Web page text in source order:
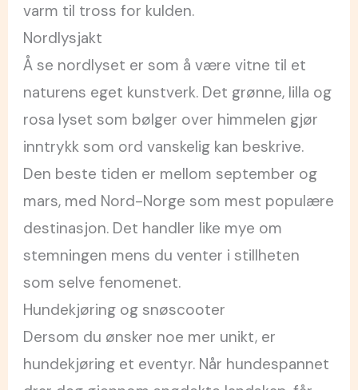
varm til tross for kulden.
Nordlysjakt
Å se nordlyset er som å være vitne til et
naturens eget kunstverk. Det grønne, lilla og
rosa lyset som bølger over himmelen gjør
inntrykk som ord vanskelig kan beskrive.
Den beste tiden er mellom september og
mars, med Nord-Norge som mest populære
destinasjon. Det handler like mye om
stemningen mens du venter i stillheten
som selve fenomenet.
Hundekjøring og snøscooter
Dersom du ønsker noe mer unikt, er
hundekjøring et eventyr. Når hundespannet